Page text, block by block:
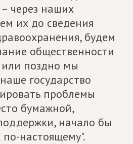
через наших
их до сведения
будем
общественности
поздно мы
государство
проблемы
бумажной,
начало бы
по-настоящему".